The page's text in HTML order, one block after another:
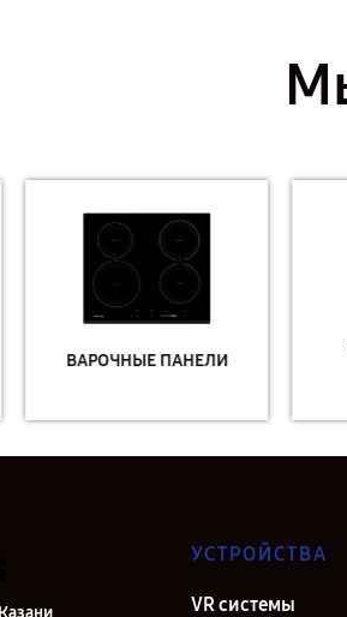
ВАРОЧНЫЕ ПАНЕЛИ
УСТРОЙСТВА
VR системы